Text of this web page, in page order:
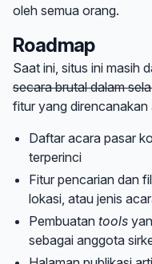
oleh semua orang.
Roadmap
Saat ini, situs ini masih
secara brutal dalam
fitur yang direncanakan
Daftar acara pasar
terperinci
Fitur pencarian dan
lokasi, atau jenis
Pembuatan tools
sebagai anggota